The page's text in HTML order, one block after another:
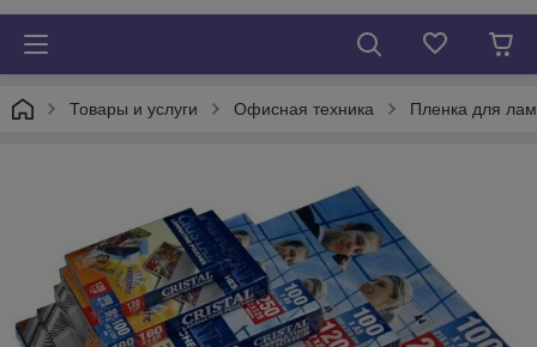
Товары и услуги Офисная техника Пленка для